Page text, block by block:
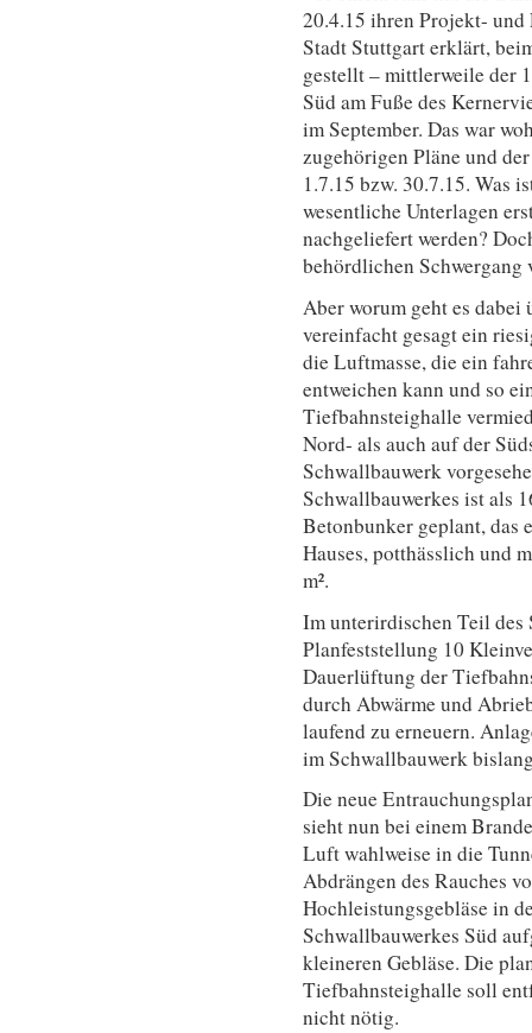
20.4.15 ihren Projekt-
Stadt Stuttgart erklärt,
gestellt – mittlerweile der
Süd am Fuße des
im September. Das war
zugehörigen Pläne und
1.7.15 bzw. 30.7.15. Was
wesentliche Unterlagen
nachgeliefert werden?
behördlichen Schwergang
Aber worum geht es
vereinfacht gesagt ein
die Luftmasse, die ein
entweichen kann und so
Tiefbahnsteighalle
Nord- als auch auf der
Schwallbauwerk
Schwallbauwerkes ist als
Betonbunker geplant, das
Hauses, potthässlich und
m².
Im unterirdischen Teil des
Planfeststellung 10
Dauerlüftung der
durch Abwärme und
laufend zu erneuern.
im Schwallbauwerk
Die neue
sieht nun bei einem
Luft wahlweise in die
Abdrängen des Rauches
Hochleistungsgebläse in
Schwallbauwerkes Süd
kleineren Gebläse. Die
Tiefbahnsteighalle soll
nicht nötig.